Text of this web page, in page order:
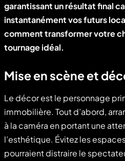
garantissant un résultat final
instantanément vos futurs
comment transformer votre
tournage idéal.
Mise en scène et
Le décor est le personnage
immobilière. Tout d’abord,
à la caméra en portant une
l’esthétique. Évitez les
pourraient distraire le